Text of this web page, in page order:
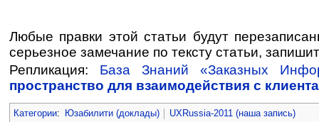
Любые правки этой статьи будут
серьезное замечание по тексту статьи,
Репликация: База Знаний «Заказных
пространство для взаимодействия с
Категории: Юзабилити (доклады) UXRussia-2011 (наша запись)